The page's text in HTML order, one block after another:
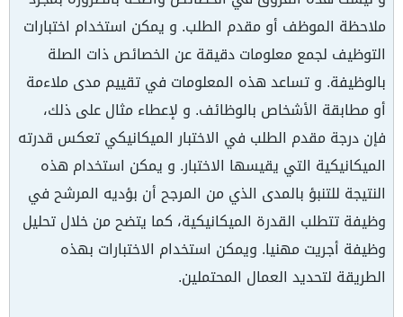
ملاحظة الموظف أو مقدم الطلب. و يمكن استخدام اختبارات
التوظيف لجمع معلومات دقيقة عن الخصائص ذات الصلة
بالوظيفة. و تساعد هذه المعلومات في تقييم مدى ملاءمة
أو مطابقة الأشخاص بالوظائف. و لإعطاء مثال على ذلك،
فإن درجة مقدم الطلب في الاختبار الميكانيكي تعكس قدرته
الميكانيكية التي يقيسها الاختبار. و يمكن استخدام هذه
النتيجة للتنبؤ بالمدى الذي من المرجح أن بؤديه المرشح في
وظيفة تتطلب القدرة الميكانيكية، كما يتضح من خلال تحليل
وظيفة أجريت مهنيا. ويمكن استخدام الاختبارات بهذه
الطريقة لتحديد العمال المحتملين.